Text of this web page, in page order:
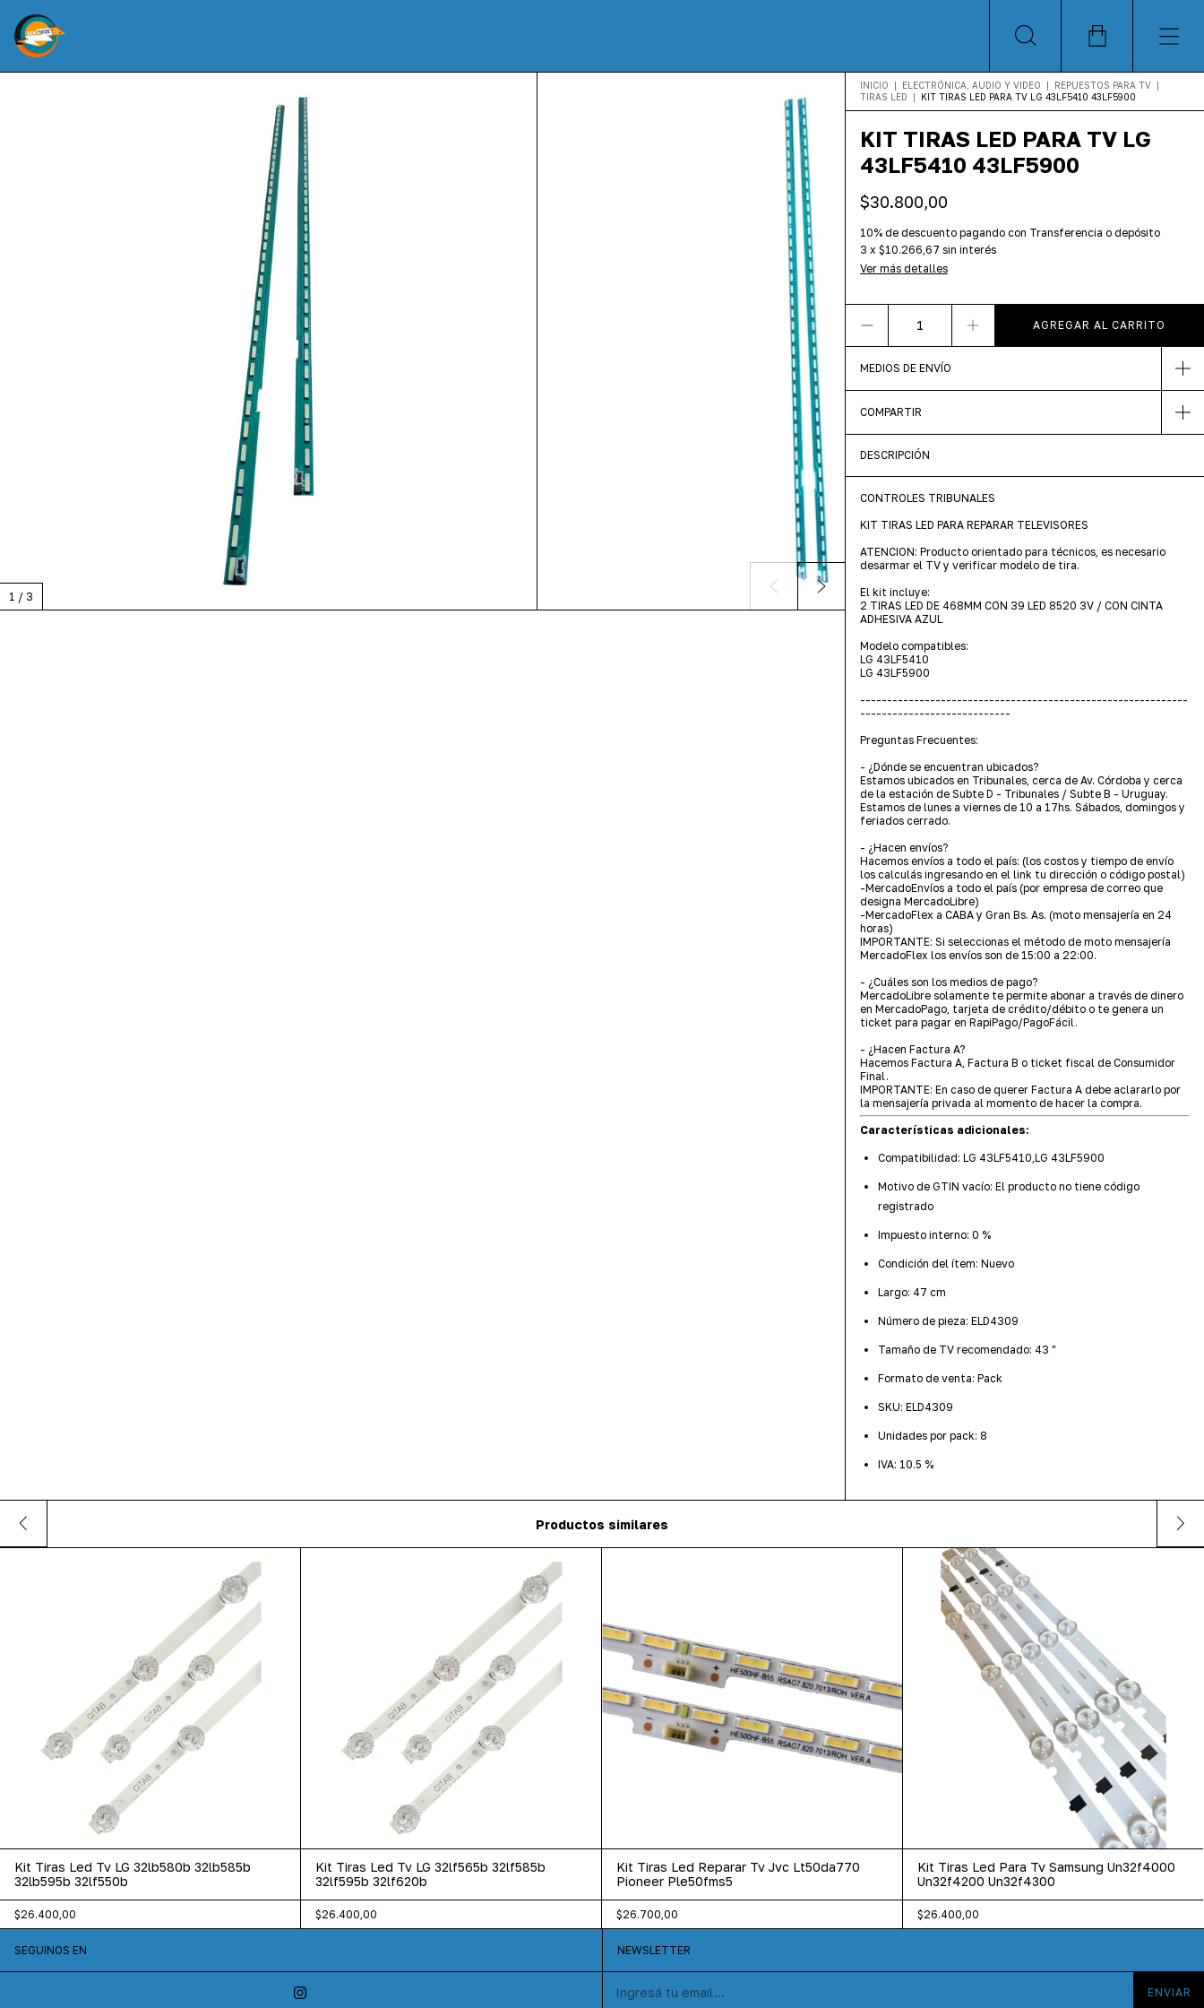
1 / 3
INICIO | ELECTRÓNICA, AUDIO Y VIDEO | REPUESTOS PARA TV |
TIRAS LED
| KIT TIRAS LED PARA TV LG 43LF5410 43LF5900
KIT TIRAS LED PARA TV LG
43LF5410 43LF5900
$30.800,00
10% de descuento pagando con Transferencia o depósito
3 x $10.266,67 sin interés
Ver más detalles
MEDIOS DE ENVÍO
COMPARTIR
DESCRIPCIÓN
CONTROLES TRIBUNALES
KIT TIRAS LED PARA REPARAR TELEVISORES
ATENCION: Producto orientado para técnicos, es necesario
desarmar el TV y verificar modelo de tira.
El kit incluye:
2 TIRAS LED DE 468MM CON 39 LED 8520 3V / CON CINTA
ADHESIVA AZUL
Modelo compatibles:
LG 43LF5410
LG 43LF5900
-------------------------------------------------------------
----------------------------
Preguntas Frecuentes:
- ¿Dónde se encuentran ubicados?
Estamos ubicados en Tribunales, cerca de Av. Córdoba y cerca
de la estación de Subte D - Tribunales / Subte B - Uruguay.
Estamos de lunes a viernes de 10 a 17hs. Sábados, domingos y
feriados cerrado.
- ¿Hacen envíos?
Hacemos envíos a todo el país: (los costos y tiempo de envío
los calculás ingresando en el link tu dirección o código postal)
-MercadoEnvíos a todo el país (por empresa de correo que
designa MercadoLibre)
-MercadoFlex a CABA y Gran Bs. As. (moto mensajería en 24
horas)
IMPORTANTE: Si seleccionas el método de moto mensajería
MercadoFlex los envíos son de 15:00 a 22:00.
- ¿Cuáles son los medios de pago?
MercadoLibre solamente te permite abonar a través de dinero
en MercadoPago, tarjeta de crédito/débito o te genera un
ticket para pagar en RapiPago/PagoFácil.
- ¿Hacen Factura A?
Hacemos Factura A, Factura B o ticket fiscal de Consumidor
Final.
IMPORTANTE: En caso de querer Factura A debe aclararlo por
la mensajería privada al momento de hacer la compra.
Características adicionales:
Compatibilidad: LG 43LF5410,LG 43LF5900
Motivo de GTIN vacío: El producto no tiene código
registrado
Impuesto interno: 0 %
Condición del ítem: Nuevo
Largo: 47 cm
Número de pieza: ELD4309
Tamaño de TV recomendado: 43 "
Formato de venta: Pack
SKU: ELD4309
Unidades por pack: 8
IVA: 10.5 %
Productos similares
Kit Tiras Led Tv LG 32lb580b 32lb585b
32lb595b 32lf550b
$26.400,00
Kit Tiras Led Tv LG 32lf565b 32lf585b
32lf595b 32lf620b
$26.400,00
Kit Tiras Led Reparar Tv Jvc Lt50da770
Pioneer Ple50fms5
$26.700,00
Kit Tiras Led Para Tv Samsung Un32f4000
Un32f4200 Un32f4300
$26.400,00
SEGUINOS EN NEWSLETTER